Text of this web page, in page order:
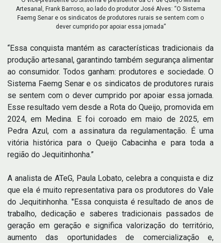
Artesanal, Frank Barroso, ao lado do produtor José Alves: “O Sistema
Faemg Senar e os sindicatos de produtores rurais se sentem com o
dever cumprido por apoiar essa jornada”
“Essa conquista mantém as características tradicionais da
produção artesanal, garantindo também segurança alimentar
ao consumidor. Todos ganham: produtores e sociedade. O
Sistema Faemg Senar e os sindicatos de produtores rurais
se sentem com o dever cumprido por apoiar essa jornada.
Esse resultado vem desde a Rota do Queijo, promovida em
2024, em Medina. E foi coroado em maio de 2025, em
Pedra Azul, com a assinatura da regulamentação. É uma
vitória histórica para o Queijo Cabacinha e para toda a
região do Jequitinhonha.”
A analista de ATeG, Paula Lobato, celebra a conquista e diz
que ela é muito representativa para os produtores do Vale
do Jequitinhonha. "Essa conquista é resultado de anos de
trabalho, dedicação e saberes tradicionais passados de
geração em geração e significa valorização do território,
aumento das oportunidades de comercialização e,